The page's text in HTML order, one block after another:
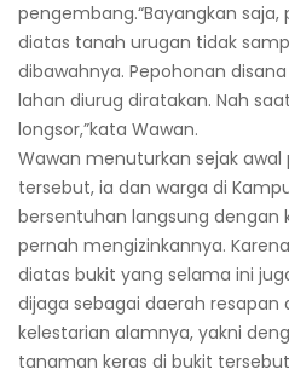
pengembang.“Bayangkan
diatas tanah urugan tidak
dibawahnya. Pepohonan
lahan diurug diratakan. Nah
longsor,”kata Wawan.
Wawan menuturkan sejak
tersebut, ia dan warga di
bersentuhan langsung dengan
pernah mengizinkannya.
diatas bukit yang selama ini
dijaga sebagai daerah
kelestarian alamnya, yakni
tanaman keras di bukit